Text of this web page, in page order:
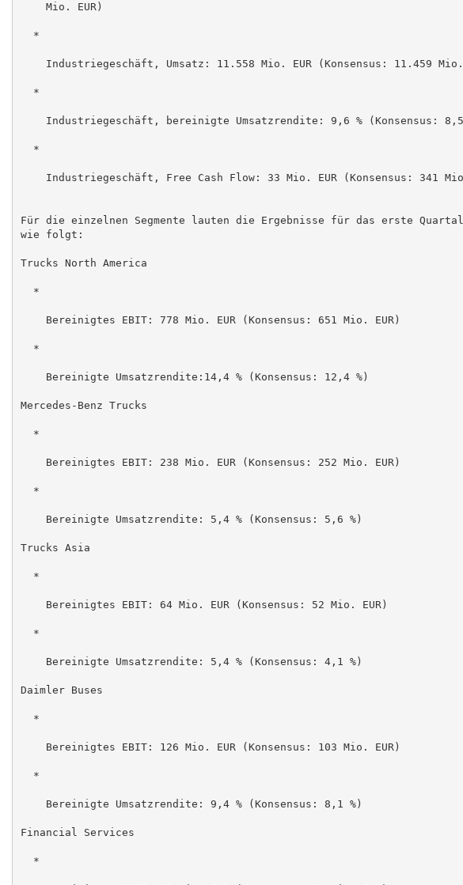
    Mio. EUR)
  *
Industriegeschäft, Umsatz: 11.558 Mio. EUR (Konsensus: 11.459
  *
Industriegeschäft, bereinigte Umsatzrendite: 9,6 % (Konsensus:
  *
Industriegeschäft, Free Cash Flow: 33 Mio. EUR (Konsensus: 341
Für die einzelnen Segmente lauten die Ergebnisse für das erste Quartal
wie folgt:
Trucks North America
  *
    Bereinigtes EBIT: 778 Mio. EUR (Konsensus: 651 Mio. EUR)
  *
    Bereinigte Umsatzrendite:14,4 % (Konsensus: 12,4 %)
Mercedes-Benz Trucks
  *
    Bereinigtes EBIT: 238 Mio. EUR (Konsensus: 252 Mio. EUR)
  *
    Bereinigte Umsatzrendite: 5,4 % (Konsensus: 5,6 %)
Trucks Asia
  *
    Bereinigtes EBIT: 64 Mio. EUR (Konsensus: 52 Mio. EUR)
  *
    Bereinigte Umsatzrendite: 5,4 % (Konsensus: 4,1 %)
Daimler Buses
  *
    Bereinigtes EBIT: 126 Mio. EUR (Konsensus: 103 Mio. EUR)
  *
    Bereinigte Umsatzrendite: 9,4 % (Konsensus: 8,1 %)
Financial Services
  *